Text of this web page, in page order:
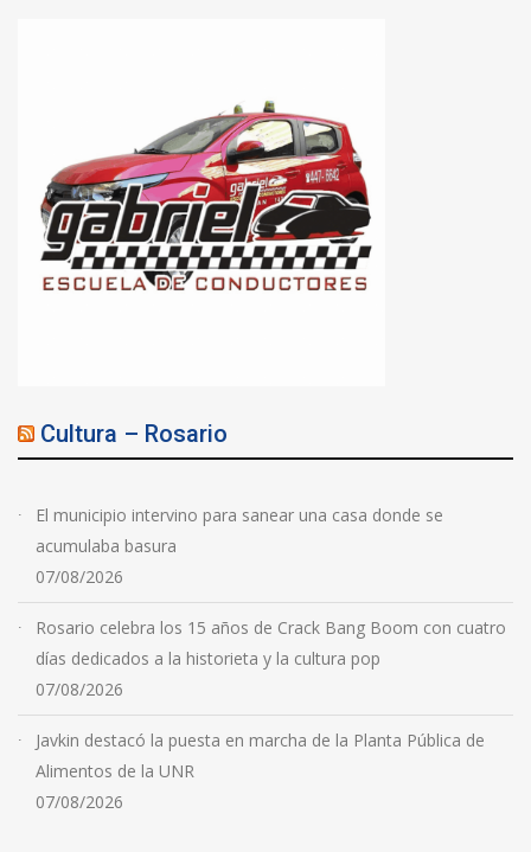
Cultura – Rosario
El municipio intervino para sanear una casa donde se
acumulaba basura
07/08/2026
Rosario celebra los 15 años de Crack Bang Boom con cuatro
días dedicados a la historieta y la cultura pop
07/08/2026
Javkin destacó la puesta en marcha de la Planta Pública de
Alimentos de la UNR
07/08/2026